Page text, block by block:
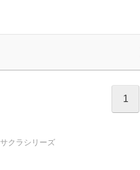
1
サクラシリーズ